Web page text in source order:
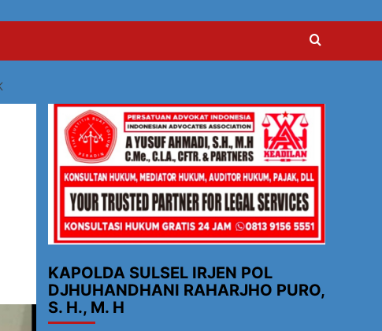
KAPOLDA SULSEL IRJEN POL
DJHUHANDHANI RAHARJHO PURO,
S. H., M. H